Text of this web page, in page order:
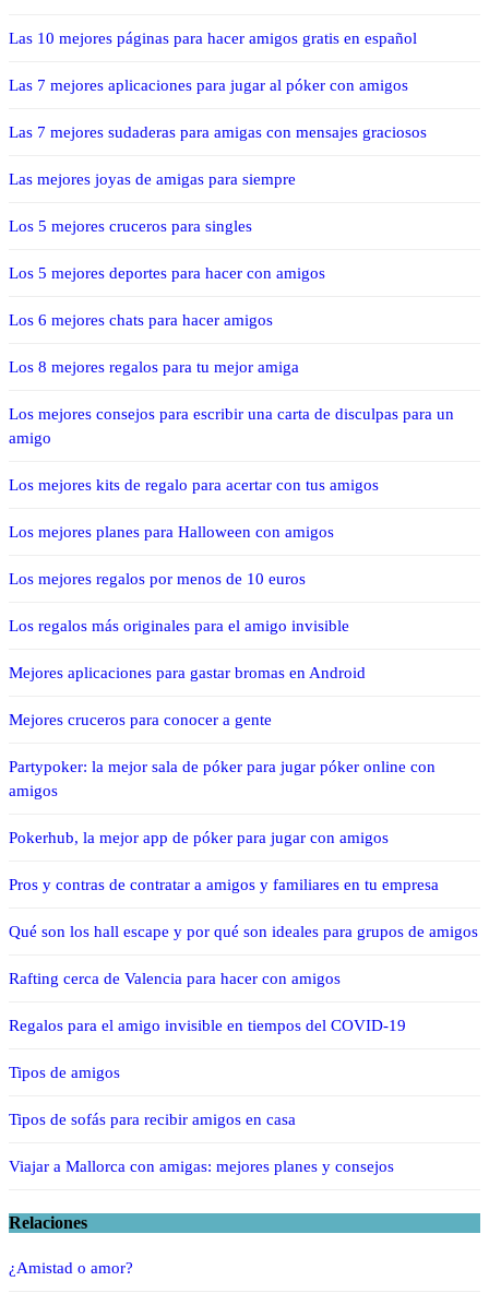
Las 10 mejores páginas para hacer amigos gratis en español
Las 7 mejores aplicaciones para jugar al póker con amigos
Las 7 mejores sudaderas para amigas con mensajes graciosos
Las mejores joyas de amigas para siempre
Los 5 mejores cruceros para singles
Los 5 mejores deportes para hacer con amigos
Los 6 mejores chats para hacer amigos
Los 8 mejores regalos para tu mejor amiga
Los mejores consejos para escribir una carta de disculpas para un
amigo
Los mejores kits de regalo para acertar con tus amigos
Los mejores planes para Halloween con amigos
Los mejores regalos por menos de 10 euros
Los regalos más originales para el amigo invisible
Mejores aplicaciones para gastar bromas en Android
Mejores cruceros para conocer a gente
Partypoker: la mejor sala de póker para jugar póker online con
amigos
Pokerhub, la mejor app de póker para jugar con amigos
Pros y contras de contratar a amigos y familiares en tu empresa
Qué son los hall escape y por qué son ideales para grupos de amigos
Rafting cerca de Valencia para hacer con amigos
Regalos para el amigo invisible en tiempos del COVID-19
Tipos de amigos
Tipos de sofás para recibir amigos en casa
Viajar a Mallorca con amigas: mejores planes y consejos
Relaciones
¿Amistad o amor?